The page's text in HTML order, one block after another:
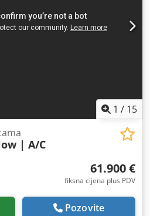
1 / 15
| A/C
61.900 €
fiksna cijena plus PDV
Pozovite